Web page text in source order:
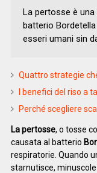
La pertosse è
batterio
esseri umani sin
Quattro strategie
I benefici del riso a
Perché scegliere
La pertosse, o tosse
causata al batterio
respiratorie. Quando
starnutisce,